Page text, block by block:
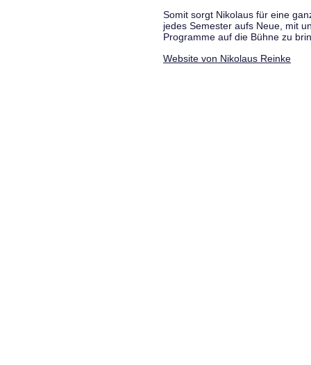
Somit sorgt Nikolaus für eine
jedes Semester aufs Neue, mit
Programme auf die Bühne zu
Website von Nikolaus Reinke